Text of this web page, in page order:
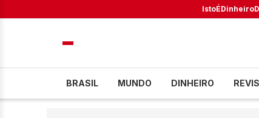
IstoÉDinheiro
BRASIL MUNDO DINHEIRO